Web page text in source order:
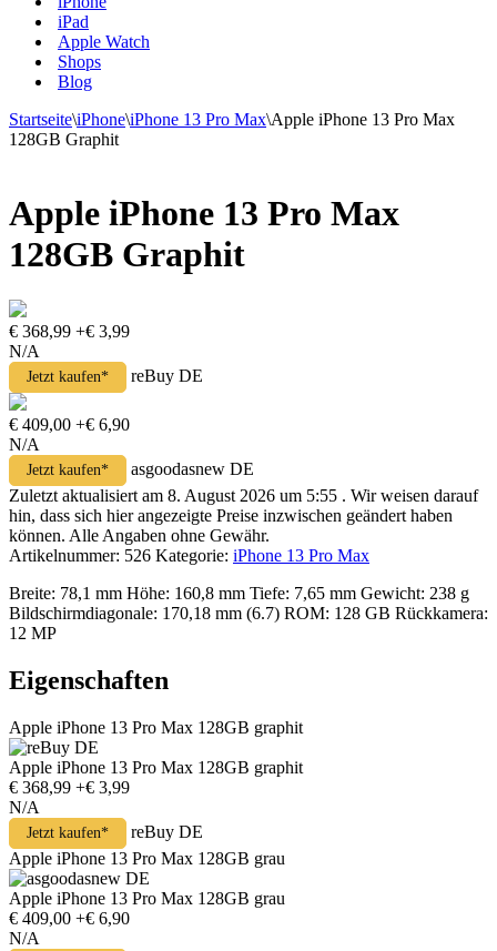
iPad
Apple Watch
Shops
Blog
Startseite\iPhone\iPhone 13 Pro Max\Apple iPhone 13 Pro Max
128GB Graphit
Apple iPhone 13 Pro Max
128GB Graphit
€ 368,99 +€ 3,99
N/A
Jetzt kaufen* reBuy DE
€ 409,00 +€ 6,90
N/A
Jetzt kaufen*
asgoodasnew DE
Zuletzt aktualisiert am 8. August 2026 um 5:55 . Wir weisen darauf
hin, dass sich hier angezeigte Preise inzwischen geändert haben
können. Alle Angaben ohne Gewähr.
Artikelnummer: 526 Kategorie: iPhone 13 Pro Max
Breite: 78,1 mm Höhe: 160,8 mm Tiefe: 7,65 mm Gewicht: 238 g
Bildschirmdiagonale: 170,18 mm (6.7) ROM: 128 GB Rückkamera:
12 MP
Eigenschaften
Apple iPhone 13 Pro Max 128GB graphit
Apple iPhone 13 Pro Max 128GB graphit
€ 368,99 +€ 3,99
N/A
Jetzt kaufen*
reBuy DE
Apple iPhone 13 Pro Max 128GB grau
Apple iPhone 13 Pro Max 128GB grau
€ 409,00 +€ 6,90
N/A